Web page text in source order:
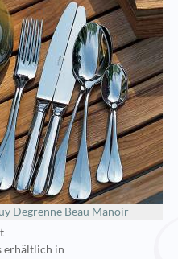
Degrenne Beau Manoir
erhältlich in